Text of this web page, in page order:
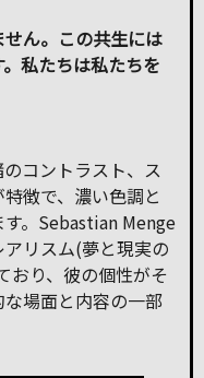
せん。この共生には
私たちは私たちを
コントラスト、ス
徴で、濃い色調と
。Sebastian Menge
リスム(夢と現実の
おり、彼の個性がそ
場面と内容の一部